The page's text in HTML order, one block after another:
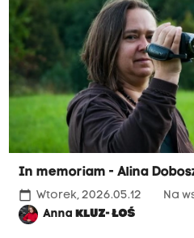
In memoriam - Alina
calendar_today Wtorek, 2026.05.12
Na
AnnaKLUZ- ŁOŚ